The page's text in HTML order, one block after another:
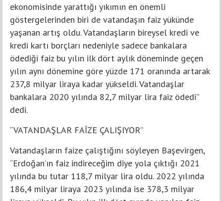
ekonomisinde yarattığı yıkımın en önemli
göstergelerinden biri de vatandaşın faiz yükünde
yaşanan artış oldu. Vatandaşların bireysel kredi ve
kredi kartı borçları nedeniyle sadece bankalara
ödediği faiz bu yılın ilk dört aylık döneminde geçen
yılın aynı dönemine göre yüzde 171 oranında artarak
237,8 milyar liraya kadar yükseldi. Vatandaşlar
bankalara 2020 yılında 82,7 milyar lira faiz ödedi”
dedi.
“VATANDAŞLAR FAİZE ÇALIŞIYOR”
Vatandaşların faize çalıştığını söyleyen Başevirgen,
“Erdoğan’ın faiz indireceğim diye yola çıktığı 2021
yılında bu tutar 118,7 milyar lira oldu. 2022 yılında
186,4 milyar liraya 2023 yılında ise 378,3 milyar